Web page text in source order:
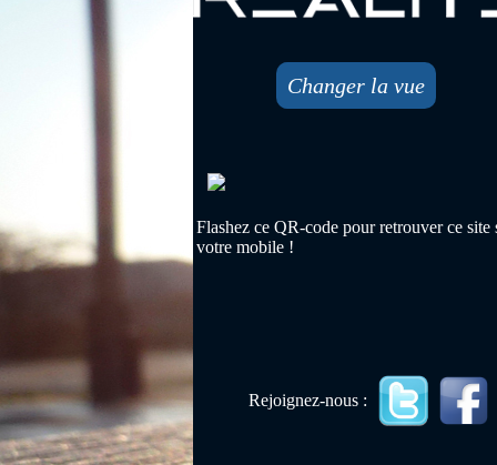
Changer la vue
Flashez ce QR-code pour retrouver ce site
votre mobile !
Rejoignez-nous :